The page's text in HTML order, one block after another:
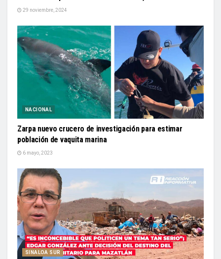
29 noviembre, 2024
NACIONAL
Zarpa nuevo crucero de investigación para estimar
población de vaquita marina
6 mayo, 2023
SINALOA SUR